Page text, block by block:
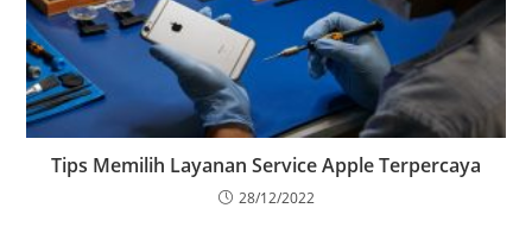
Tips Memilih Layanan Service Apple Terpercaya
28/12/2022